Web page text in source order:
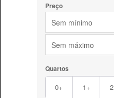
Preço
Sem mínimo
Sem máximo
Quartos
0+ 1+